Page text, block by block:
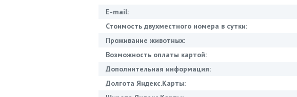
E-mail:
Стоимость двухместного номера в сутки:
Проживание животных:
Возможность оплаты картой:
Дополнительная информация:
Долгота Яндекс.Карты: